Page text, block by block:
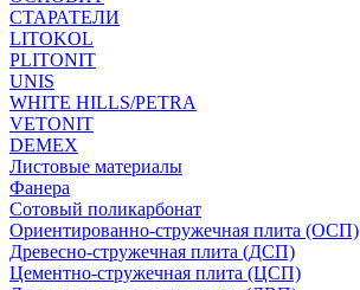
СТАРАТЕЛИ
LITOKOL
PLITONIT
UNIS
WHITE HILLS/PETRA
VETONIT
DEMEX
Листовые материалы
Фанера
Сотовый поликарбонат
Ориентированно-стружечная плита (ОСП)
Древесно-стружечная плита (ДСП)
Цементно-стружечная плита (ЦСП)